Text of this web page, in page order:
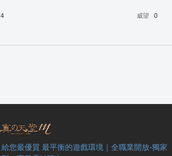
4 威望 0
給您最優質 最平衡的遊戲環境｜全職業開放-獨